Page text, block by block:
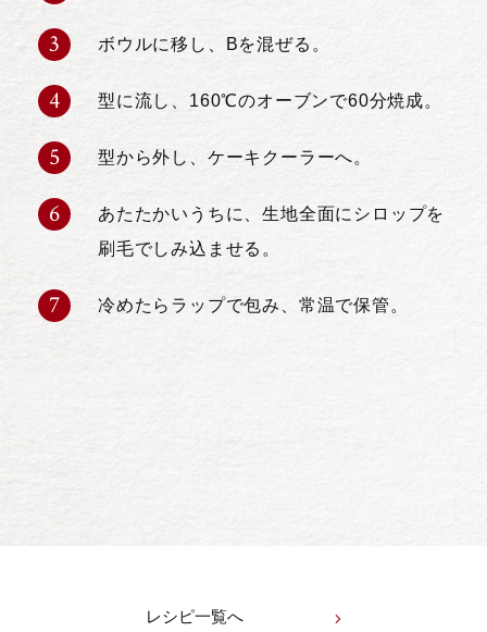
ボウルに移し、Bを混ぜる。
型に流し、160℃のオーブンで60分焼成。
型から外し、ケーキクーラーへ。
あたたかいうちに、生地全面にシロップを
刷毛でしみ込ませる。
冷めたらラップで包み、常温で保管。
レシピ一覧へ